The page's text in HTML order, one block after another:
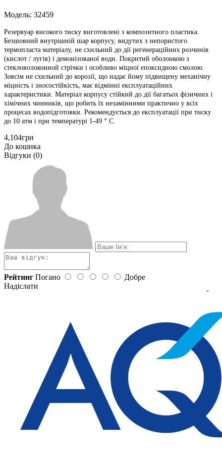
Модель: 32459
Резервуар високого тиску виготовлені з композитного пластика.
Безшовний внутрішній шар корпусу, видутих з непористого
термопласта матеріалу, не схильний до дії регенераційних розчинів
(кислот / лугів) і демонізованої води. Покритий оболонкою з
стекловолоконной стрічки і особливо міцної епоксидною смолою.
Зовсім не схильний до корозії, що надає йому підвищену механічну
міцність і зносостійкість, має відмінні експлуатаційних
характеристики. Матеріал корпусу стійкий до дії багатьох фізичних і
хімічних чинників, що робить їх незамінними практично у всіх
процесах водопідготовки. Рекомендується до експлуатації при тиску
до 10 атм і при температурі 1-49 ° С.
4,104грн
До кошика
Відгуки (0)
Рейтинг Погано
Добре
Надіслати